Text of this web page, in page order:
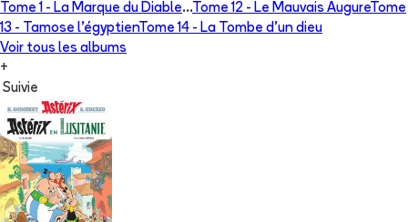
Tome 1 - La Marque du Diable...Tome 12 - Le Mauvais AugureTome
13 - Tamose l'égyptienTome 14 - La Tombe d'un dieu
Voir tous les albums
+
Suivie